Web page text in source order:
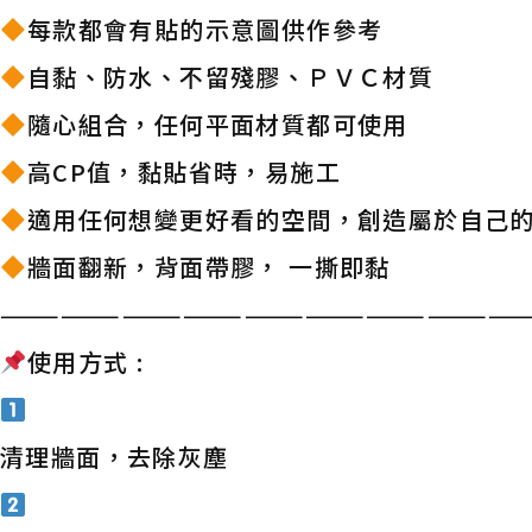
每款都會有貼的示意圖供作參考
自黏、防水、不留殘膠、ＰＶＣ材質
隨心組合，任何平面材質都可使用
高CP值，黏貼省時，易施工
適用任何想變更好看的空間，創造屬於自己
牆面翻新，背面帶膠， 一撕即黏
使用方式 :
清理牆面，去除灰塵